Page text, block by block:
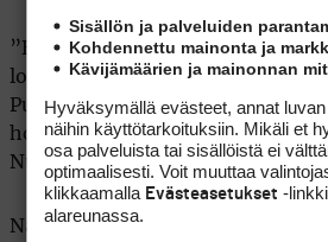
”Edessä on ihan perustekemistä
loppuviikolla, aivan kuten missä
Putissa pituuskontrollia ja lyhyitä
hotellikuplaan ja aamulla
Nuutinen kertasi tuttuja
Naisten 18 reiän olympiaennätys,
Sisällön ja palveluiden
Kohdennettu mainonta ja
Kävijämäärien ja mainonnan
Hyväksymällä evästeet, annat
näihin käyttötarkoituksiin. Mikäli et
osa palveluista tai sisällöistä ei
optimaalisesti. Voit muuttaa
klikkaamalla Evästeasetukset -
alareunassa.